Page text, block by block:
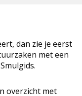
dan zie je eerst
met een
overzicht met